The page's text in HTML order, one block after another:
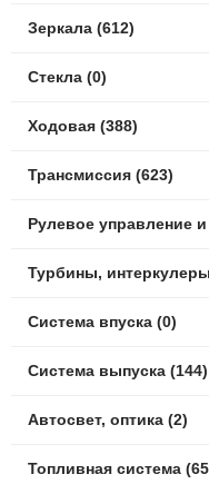
Зеркала (612)
Стекла (0)
Ходовая (388)
Трансмиссия (623)
Рулевое управление
Турбины,
Система впуска (0)
Система выпуска (144)
Автосвет, оптика (2)
Топливная система